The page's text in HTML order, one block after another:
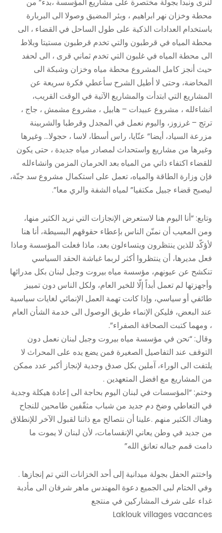
محطة وخزان نهر ابراهيم ، وبئر المضيق وصولا الى البربارة
باستخدام العدادات الذكية على طول الساحل في القضاء ، الى
محطة المياه في قرطبون والتي تخدم قرطبون مستيتا وبلاط
الى محطة المياه في غلبون التي تخدم ثماني قرى ، الى لحفد
حيث أنجز كامل المشروع محطة مياه وخزان وشبكة الى
المخاضة، وحتى لا أطيل الشرح سأعطي فكرة سريعة عن
المشاريع التي ابتدأت والمشاريع الآتية في الوقت القريب،
انشاءلله ، مشروع عبيدات – هابيل ، مشروع مشمش ، جاج ،
ترتج – غرزوز، واليوم نعمل في المجدل وقرطبا والشربينة
مزرعة السياد، أيضا” عنّايا، راس أسطا، لاسا ، حجولا… وغيرها
وغيرها من مشاريع واستحداث لمصادر مياه جديدة ، حتى يكون
للقضاء اكتفاء ذاتي من المياه بعد الحرمان المزمن وانشاءلله
فإن وزارة الطاقة والمياه، تعمل على استكمال مشروع سد جنّة،
ليصبح قضاء جبيل مكتفيا” لمياه الشفة والري معا”.
وتابع: “أنا اليوم هنا لاستعرض الإنجازات التي نريد الكثير منها،
ومن المعيب أن نمنّن الناس بإعطاء حقوقهم البسيطة، أنا هنا
لأؤكّد للذين ينتظرون ويتساءلون بعد، ماذا فعلت المؤسسة وماذا
فعل مديرها، أن ينتظروا أكثر لربما غباشة الحقد السياسي
تنكشح عن عيونهم، مؤسسة مياه بيروت وجبل لبنان بكل مدرائها
وأجهزتها لم تعمل أبداً إلّا للخير العام، ولكل الناس دون تمييز
طائفي أو سياسي، وإذا كانت تهمة العمل الإنمائي لغايات سياسية
عند البعض، فليكن الإنماء طريق الوصول الى خدمة الشأن العام
، ومهما كتبت الصحافة الصفراء”.
وقال: “نحن في مؤسسة مياه بيروت وجبل لبنان نعمل دون
التوقف عند التفاصيل الصغيرة فمن يضع يده على المحراث لا
يلتفت الى الوراء، آملين بكل صدق وجدية لإنجاز أكبر عدد ممكن
من المشاريع مع افضل المتعهدين .
وختم: “المؤسسات في لبنان اليوم بحاجة الى إعادة هيكلة وجدية
في التعاطي وضخ دم جديد من شباب مثقّفين طامحين للنجاح
وهناك الكثير منهم .علينا أن نتصالح مع ذاتنا لقبول الآخر للإنطلاق
من جديد في وطن يعاني الإنقسامات، لأن لبنان لا يموت ما
دامت قمم جباله تعانق الله”
واختتم الحفل بجولة ميدانية إلى أحد الخزانات التي تم إنجازها .
وفي الختام لبى الجميع دعوة المهندس ماهر شرفان الى مأدبة
غداء على شرف المشاركين في منتجع
Laklouk villages vacances